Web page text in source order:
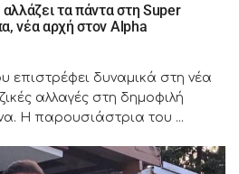
τα πάντα στη Super
νέα αρχή στον Alpha
επιστρέφει δυναμικά στη νέα
αλλαγές στη δημοφιλή
Η παρουσιάστρια του ...